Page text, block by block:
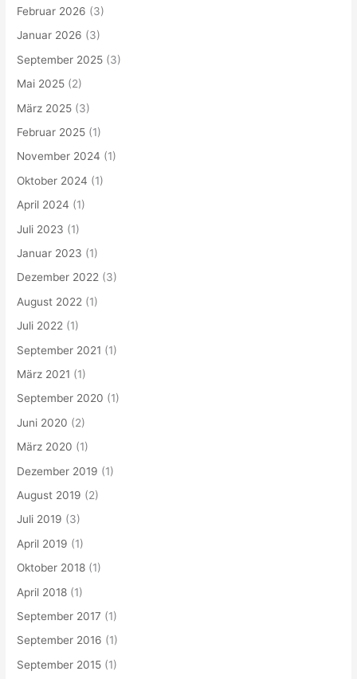
Februar 2026 (3)
Januar 2026 (3)
September 2025 (3)
Mai 2025 (2)
März 2025 (3)
Februar 2025 (1)
November 2024 (1)
Oktober 2024 (1)
April 2024 (1)
Juli 2023 (1)
Januar 2023 (1)
Dezember 2022 (3)
August 2022 (1)
Juli 2022 (1)
September 2021 (1)
März 2021 (1)
September 2020 (1)
Juni 2020 (2)
März 2020 (1)
Dezember 2019 (1)
August 2019 (2)
Juli 2019 (3)
April 2019 (1)
Oktober 2018 (1)
April 2018 (1)
September 2017 (1)
September 2016 (1)
September 2015 (1)